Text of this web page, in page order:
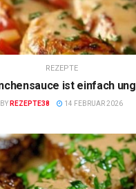
REZEPTE
ist einfach
BY REZEPTE38 14 FEBRUAR 2026